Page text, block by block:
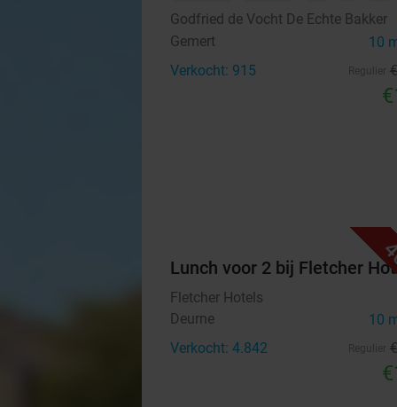
Godfried de Vocht De Echte Bakker
Gemert 10
Verkocht: 915
Lunch voor 2 bij Fletcher
Fletcher Hotels
Deurne
10
Verkocht: 4.842